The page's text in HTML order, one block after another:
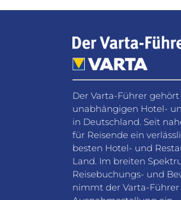
Der Varta-Führer
unabhängigen Hotel-
in Deutschland. Seit
für Reisende ein
besten Hotel- und
Land. Im breiten
Reisebuchungs- und
nimmt der Varta-Führer